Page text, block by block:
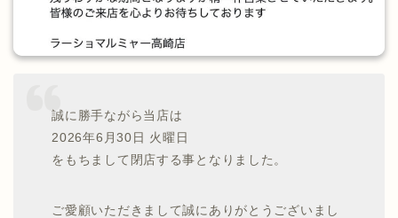
誠に勝手ながら当店は
2026年6月30日 火曜日
をもちまして閉店する事となりました。
ご愛顧いただきまして誠にありがとうございまし